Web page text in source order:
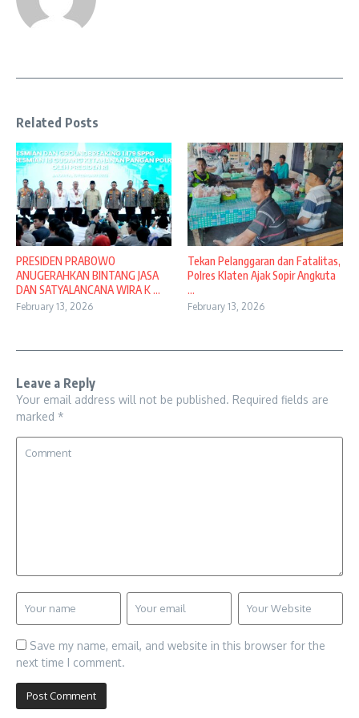
Related Posts
PRESIDEN PRABOWO
ANUGERAHKAN BINTANG JASA
DAN SATYALANCANA WIRA K ...
February 13, 2026
Tekan Pelanggaran dan Fatalitas,
Polres Klaten Ajak Sopir Angkuta
...
February 13, 2026
Leave a Reply
Your email address will not be published. Required fields are
marked *
Save my name, email, and website in this browser for the
next time I comment.